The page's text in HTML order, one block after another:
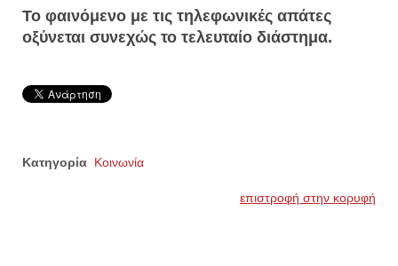
Το φαινόμενο με τις τηλεφωνικές απάτες
οξύνεται συνεχώς το τελευταίο διάστημα.
Κατηγορία Κοινωνία
επιστροφή στην κορυφή